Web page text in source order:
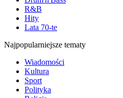
R&B
Hity
Lata 70-te
Najpopularniejsze tematy
Wiadomości
Kultura
Sport
Polityka